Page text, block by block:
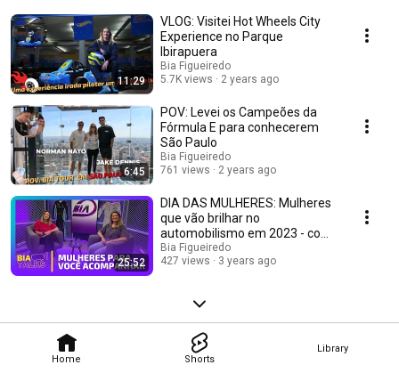
Home Shorts
Library
11:29
VLOG: Visitei Hot Wheels City
Experience no Parque
Ibirapuera
Bia Figueiredo
5.7K views
2 years ago
6:45
POV: Levei os Campeões da
Fórmula E para conhecerem
São Paulo
Bia Figueiredo
761 views
2 years ago
25:52
DIA DAS MULHERES: Mulheres
que vão brilhar no
automobilismo em 2023 - com
Nathalia De Vivo
Bia Figueiredo
427 views
3 years ago